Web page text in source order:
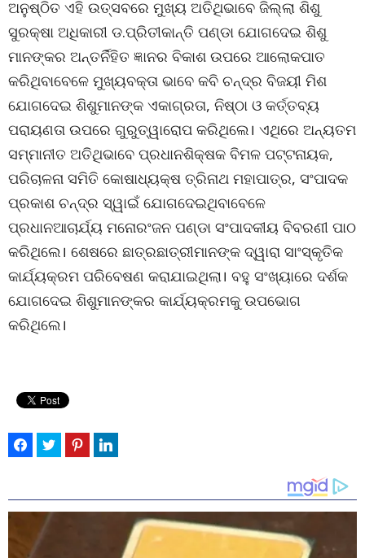
ଅନୁଷ୍ଠିତ ଏହି ଉତ୍ସବରେ ମୁଖ୍ୟ ଅତିଥିଭାବେ ଜିଲ୍ଲା ଶିଶୁ
ସୁରକ୍ଷା ଅଧିକାରୀ ଡ.ପ୍ରିତୀକାନ୍ତି ପଣ୍ଡା ଯୋଗଦେଇ ଶିଶୁ
ମାନଙ୍କର ଅନ୍ତର୍ନିହିତ ଜ୍ଞାନର ବିକାଶ ଉପରେ ଆଲୋକପାତ
କରିଥିବାବେଳେ ମୁଖ୍ୟବକ୍ତା ଭାବେ କବି ଚନ୍ଦ୍ର ବିଜୟୀ ମିଶ
ଯୋଗଦେଇ ଶିଶୁମାନଙ୍କ ଏକାଗ୍ରତା, ନିଷ୍ଠା ଓ କର୍ତ୍ତବ୍ୟ
ପରାୟଣତା ଉପରେ ଗୁରୁତ୍ୱାରୋପ କରିଥିଲେ। ଏଥିରେ ଅନ୍ୟତମ
ସମ୍ମାନୀତ ଅତିଥିଭାବେ ପ୍ରଧାନଶିକ୍ଷକ ବିମଳ ପଟ୍ଟନାୟକ,
ପରିଚାଳନା ସମିତି କୋଷାଧ୍ୟକ୍ଷ ତ୍ରିନାଥ ମହାପାତ୍ର, ସଂପାଦକ
ପ୍ରକାଶ ଚନ୍ଦ୍ର ସ୍ୱାଇଁ ଯୋଗଦେଇଥିବାବେଳେ
ପ୍ରଧାନଆଚାର୍ଯ୍ୟ ମନୋରଂଜନ ପଣ୍ଡା ସଂପାଦକୀୟ ବିବରଣୀ ପାଠ
କରିଥିଲେ। ଶେଷରେ ଛାତ୍ରଛାତ୍ରୀମାନଙ୍କ ଦ୍ୱାରା ସାଂସ୍କୃତିକ
କାର୍ଯ୍ୟକ୍ରମ ପରିବେଷଣ କରାଯାଇଥିଲା। ବହୁ ସଂଖ୍ୟାରେ ଦର୍ଶକ
ଯୋଗଦେଇ ଶିଶୁମାନଙ୍କର କାର୍ଯ୍ୟକ୍ରମକୁ ଉପଭୋଗ
କରିଥିଲେ।